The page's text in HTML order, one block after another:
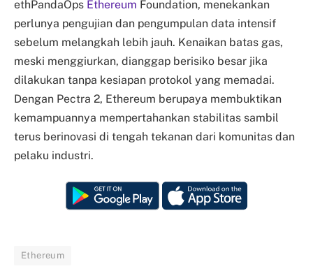
ethPandaOps Ethereum Foundation, menekankan
perlunya pengujian dan pengumpulan data intensif
sebelum melangkah lebih jauh. Kenaikan batas gas,
meski menggiurkan, dianggap berisiko besar jika
dilakukan tanpa kesiapan protokol yang memadai.
Dengan Pectra 2, Ethereum berupaya membuktikan
kemampuannya mempertahankan stabilitas sambil
terus berinovasi di tengah tekanan dari komunitas dan
pelaku industri.
Ethereum